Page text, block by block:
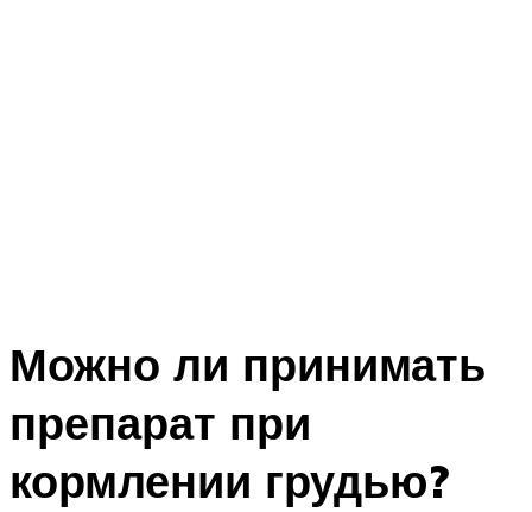
Можно ли принимать
препарат при
кормлении грудью?